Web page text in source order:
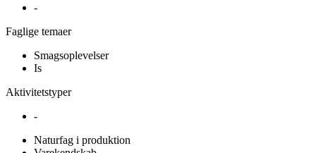
-
Faglige temaer
Smagsoplevelser
Is
Aktivitetstyper
-
Naturfag i produktion